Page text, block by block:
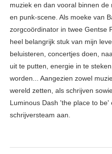
muziek en dan vooral binnen
en punk-scene. Als moeke van
zorgcoördinator in twee Gentse
heel belangrijk stuk van mijn
beluisteren, concertjes doen,
uit te putten, energie in te
worden... Aangezien zowel
wereld zetten, als schrijven
Luminous Dash 'the place to be'
schrijversteam aan.